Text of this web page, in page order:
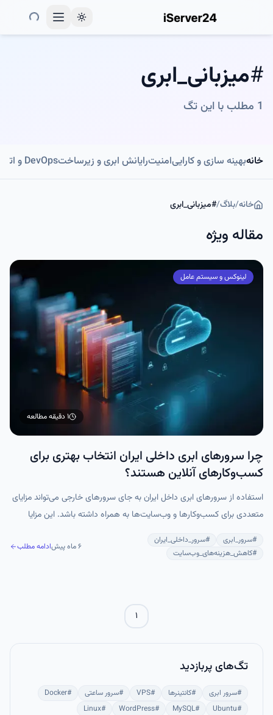
Toggle theme
#میزبانی_ابری
1 مطلب با این تگ
خانهبهینه سازی و کاراییامنیترایانش ابری و زیرساختDevOps و اتوماسیون
خانه/بلاگ/
#میزبانی_ابری
مقاله ویژه
لینوکس و سیستم عامل
۱ دقیقه مطالعه
چرا سرورهای ابری داخلی ایران انتخاب بهتری برای
کسب‌وکارهای آنلاین هستند؟
استفاده از سرورهای ابری داخل ایران به جای سرورهای خارجی می‌تواند مزایای
متعددی برای کسب‌وکارها و وب‌سایت‌ها به همراه داشته باشد. این مزایا
بهبود امنیت می‌شود. در این مقاله به تفصیل این مزایا و دلایل استفاده از
#سرور_ابری #سرور_داخلی_ایران
#کاهش_هزینه‌های_وب‌سایت
۶ ماه پیش ادامه مطلب
۱
تگ‌های پربازدید
#سرور ابری #کانتینرها #
VPS
#سرور ساعتی #
Docker
#
Ubuntu
#
MySQL
#
WordPress
#
Linux